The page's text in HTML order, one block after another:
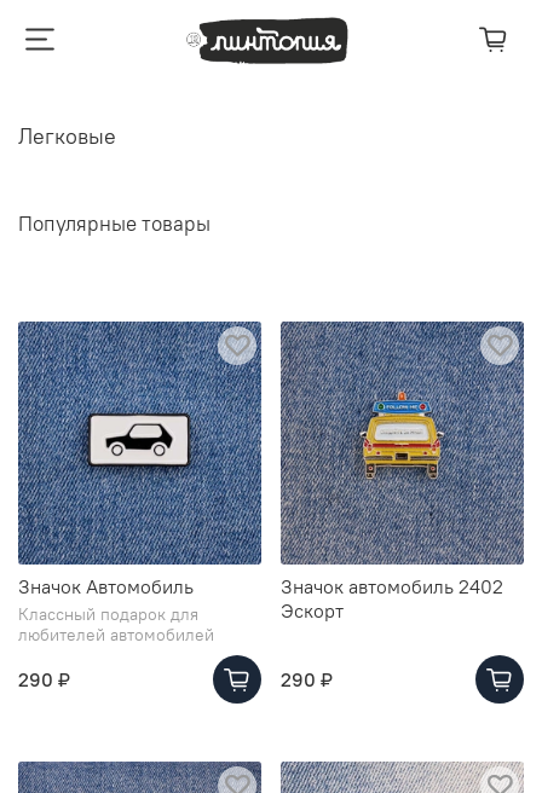
Легковые
Популярные товары
Значок Автомобиль
Классный подарок для
любителей автомобилей
290 ₽
Значок автомобиль 2402
Эскорт
290 ₽